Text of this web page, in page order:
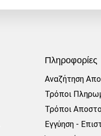
Πληροφορίες
Αναζήτηση
Τρόποι
Τρόποι
Εγγύηση -